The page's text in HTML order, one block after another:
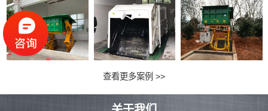
查看更多案例 >>